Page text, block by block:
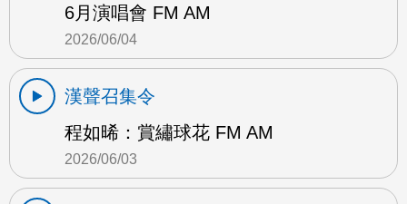
6月演唱會 FM AM
2026/06/04
漢聲召集令
程如晞：賞繡球花 FM AM
2026/06/03